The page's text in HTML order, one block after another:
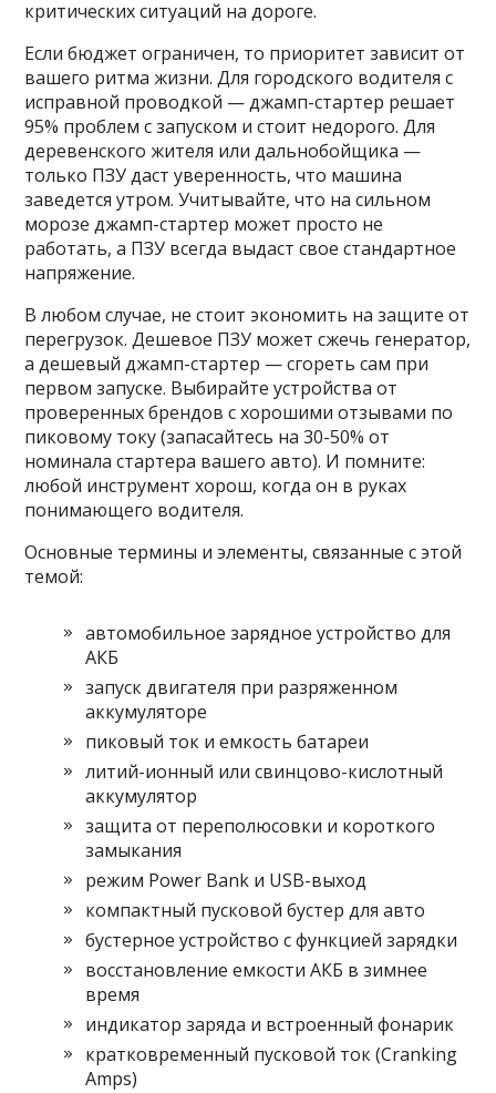
критических ситуаций на дороге.
Если бюджет ограничен, то приоритет зависит от
вашего ритма жизни. Для городского водителя с
исправной проводкой — джамп-стартер решает
95% проблем с запуском и стоит недорого. Для
деревенского жителя или дальнобойщика —
только ПЗУ даст уверенность, что машина
заведется утром. Учитывайте, что на сильном
морозе джамп-стартер может просто не
работать, а ПЗУ всегда выдаст свое стандартное
напряжение.
В любом случае, не стоит экономить на защите от
перегрузок. Дешевое ПЗУ может сжечь генератор,
а дешевый джамп-стартер — сгореть сам при
первом запуске. Выбирайте устройства от
проверенных брендов с хорошими отзывами по
пиковому току (запасайтесь на 30-50% от
номинала стартера вашего авто). И помните:
любой инструмент хорош, когда он в руках
понимающего водителя.
Основные термины и элементы, связанные с этой
темой:
автомобильное зарядное устройство для
АКБ
запуск двигателя при разряженном
аккумуляторе
пиковый ток и емкость батареи
литий-ионный или свинцово-кислотный
аккумулятор
защита от переполюсовки и короткого
замыкания
режим Power Bank и USB-выход
компактный пусковой бустер для авто
бустерное устройство с функцией зарядки
восстановление емкости АКБ в зимнее
время
индикатор заряда и встроенный фонарик
кратковременный пусковой ток (Cranking
Amps)